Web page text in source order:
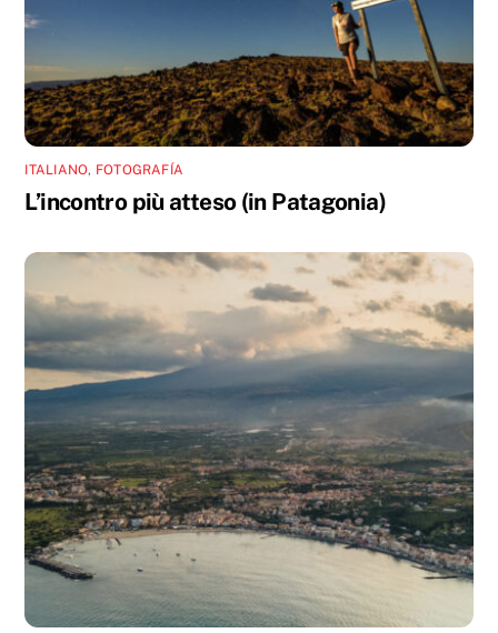
ITALIANO, FOTOGRAFÍA
L’incontro più atteso (in Patagonia)